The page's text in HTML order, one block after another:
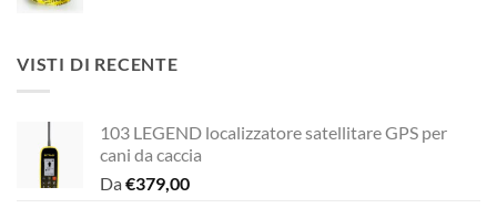
era:
€12,00.
VISTI DI RECENTE
103 LEGEND localizzatore satellitare GPS per
cani da caccia
Da €379,00